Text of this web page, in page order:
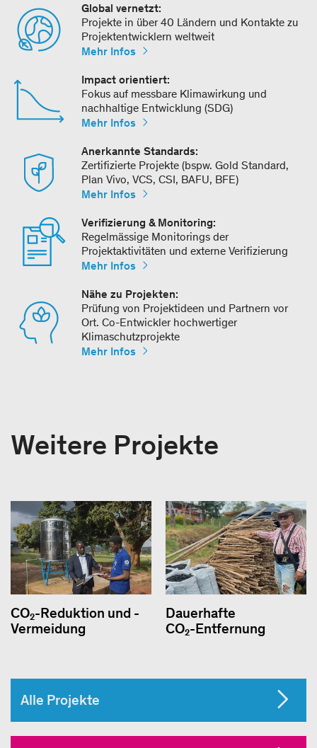
Global vernetzt:
Projekte in über 40 Ländern und Kontakte zu
Projektentwicklern weltweit
Mehr Infos
Impact orientiert:
Fokus auf messbare Klimawirkung und
nachhaltige Entwicklung (SDG)
Mehr Infos
Anerkannte Standards:
Zertifizierte Projekte (bspw. Gold Standard,
Plan Vivo, VCS, CSI, BAFU, BFE)
Mehr Infos
Verifizierung & Monitoring:
Regelmässige Monitorings der
Projektaktivitäten und externe Verifizierung
Mehr Infos
Nähe zu Projekten:
Prüfung von Projektideen und Partnern vor
Ort. Co-Entwickler hochwertiger
Klimaschutzprojekte
Mehr Infos
Weitere Projekte
CO₂-Reduktion und -
Vermeidung
Dauerhafte
CO₂-Entfernung
Alle Projekte